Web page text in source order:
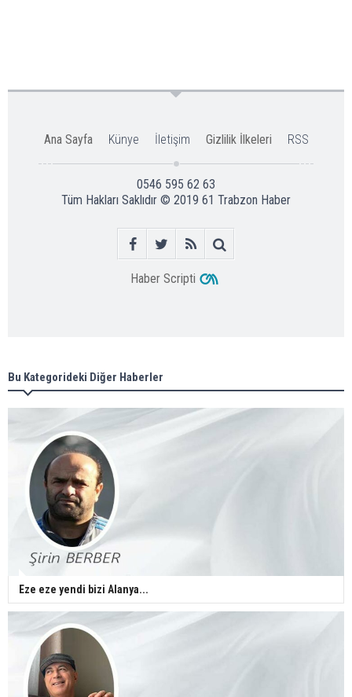
Ana Sayfa Künye İletişim Gizlilik İlkeleri RSS
0546 595 62 63
Tüm Hakları Saklıdır © 2019 61 Trabzon Haber
Haber Scripti
Bu Kategorideki Diğer Haberler
Eze eze yendi bizi Alanya...